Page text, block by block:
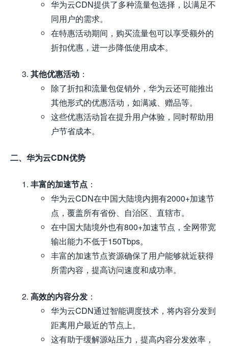
华为云CDN提供了多种流量包选择，以满足不
同用户的需求。
在特惠活动期间，购买流量包可以享受额外的
折扣优惠，进一步降低使用成本。
其他优惠活动 ：
除了折扣和流量包促销外，华为云还可能推出
其他形式的优惠活动，如满减、赠品等。
这些优惠活动旨在提升用户体验，同时帮助用
户节省成本。
二、华为云CDN优势
丰富的加速节点 ：
华为云CDN在中国大陆境内拥有2000+加速节
点，覆盖所有省份、自治区、直辖市。
在中国大陆境外也有800+加速节点，全网带宽
输出能力不低于150Tbps。
丰富的加速节点资源确保了用户能够就近获得
所需内容，提高访问速度和成功率。
高效的内容分发 ：
华为云CDN通过智能调度技术，将内容分发到
距离用户最近的节点上。
这有助于缓解源站压力，提高内容分发效率，